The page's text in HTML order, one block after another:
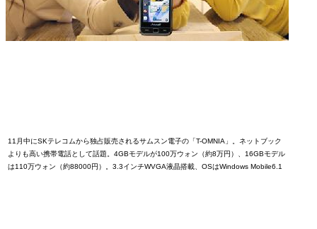
11月中にSKテレコムから独占販売されるサムスン電子の「T-OMNIA」。ネットブック
よりも高い携帯電話として話題。4GBモデルが100万ウォン（約8万円）、16GBモデル
は110万ウォン（約88000円）。3.3インチWVGA液晶搭載、OSはWindows Mobile6.1